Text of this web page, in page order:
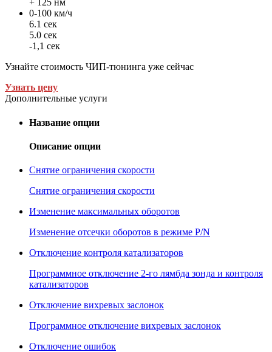
+ 125 нм
0-100 км/ч
6.1 сек
5.0 сек
-1,1 сек
Узнайте стоимость ЧИП-тюнинга уже сейчас
Узнать цену
Дополнительные услуги
Название опции
Описание опции
Снятие ограничения скорости
Снятие ограничения скорости
Изменение максимальных оборотов
Изменение отсечки оборотов в режиме P/N
Отключение контроля катализаторов
Программное отключение 2-го лямбда зонда и контроля
катализаторов
Отключение вихревых заслонок
Программное отключение вихревых заслонок
Отключение ошибок